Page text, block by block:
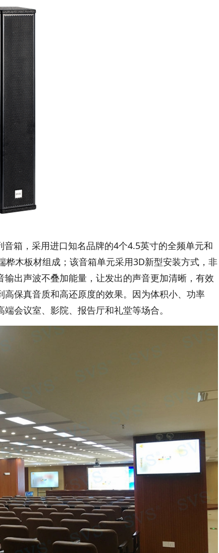
箱，采用进口知名品牌的4个4.5英寸的全频单元和
木板材组成；该音箱单元采用3D新型安装方式，非
出声波不叠加能量，让发出的声音更加清晰，有效
保真音质和高还原度的效果。因为体积小、功率
会议室、影院、报告厅和礼堂等场合。